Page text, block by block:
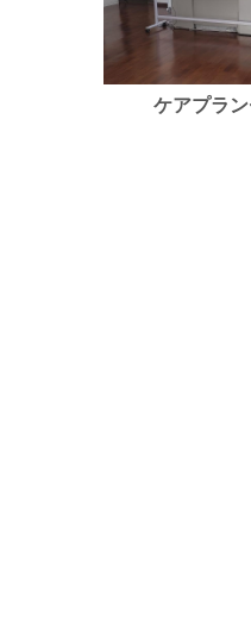
ケアプラ